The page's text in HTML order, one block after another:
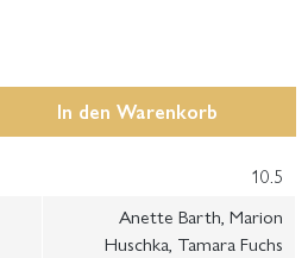
In den Warenkorb
10.5
Anette Barth, Marion
Huschka, Tamara Fuchs